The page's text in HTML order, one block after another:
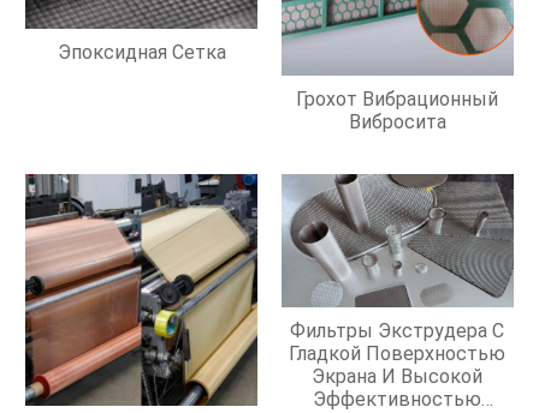
Эпоксидная Сетка
Грохот Вибрационный
Вибросита
Фильтры Экструдера С
Гладкой Поверхностью
Экрана И Высокой
Эффективностью